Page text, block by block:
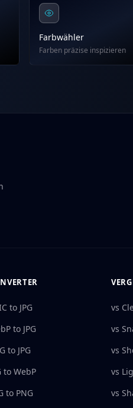
Farbwähler
Farben präzise inspizieren
to JPG
to JPG
to JPG
to WebP
to PNG
vs
vs
vs
vs
vs